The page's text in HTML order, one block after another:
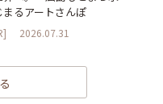
るアートさんぽ
2026.07.31